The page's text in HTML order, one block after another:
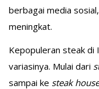
berbagai media
meningkat.
Kepopuleran steak di
variasinya. Mulai dari
sampai ke steak